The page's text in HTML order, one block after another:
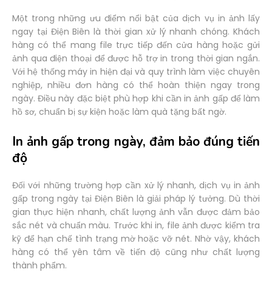
Một trong những ưu điểm nổi bật của dịch vụ in ảnh lấy
ngay tại Điện Biên là thời gian xử lý nhanh chóng. Khách
hàng có thể mang file trực tiếp đến cửa hàng hoặc gửi
ảnh qua điện thoại để được hỗ trợ in trong thời gian ngắn.
Với hệ thống máy in hiện đại và quy trình làm việc chuyên
nghiệp, nhiều đơn hàng có thể hoàn thiện ngay trong
ngày. Điều này đặc biệt phù hợp khi cần in ảnh gấp để làm
hồ sơ, chuẩn bị sự kiện hoặc làm quà tặng bất ngờ.
In ảnh gấp trong ngày, đảm bảo đúng tiến
độ
Đối với những trường hợp cần xử lý nhanh, dịch vụ in ảnh
gấp trong ngày tại Điện Biên là giải pháp lý tưởng. Dù thời
gian thực hiện nhanh, chất lượng ảnh vẫn được đảm bảo
sắc nét và chuẩn màu. Trước khi in, file ảnh được kiểm tra
kỹ để hạn chế tình trạng mờ hoặc vỡ nét. Nhờ vậy, khách
hàng có thể yên tâm về tiến độ cũng như chất lượng
thành phẩm.